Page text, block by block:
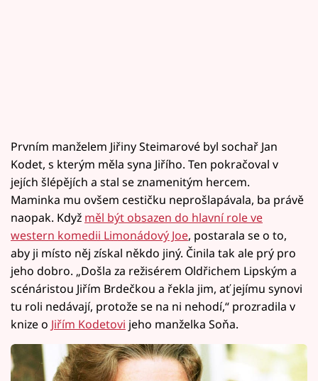
Prvním manželem Jiřiny Steimarové byl sochař Jan
Kodet, s kterým měla syna Jiřího. Ten pokračoval v
jejích šlépějích a stal se znamenitým hercem.
Maminka mu ovšem cestičku neprošlapávala, ba právě
naopak. Když měl být obsazen do hlavní role ve
western komedii Limonádový Joe, postarala se o to,
aby ji místo něj získal někdo jiný. Činila tak ale prý pro
jeho dobro. „Došla za režisérem Oldřichem Lipským a
scénáristou Jiřím Brdečkou a řekla jim, ať jejímu synovi
tu roli nedávají, protože se na ni nehodí,“ prozradila v
knize o Jiřím Kodetovi jeho manželka Soňa.